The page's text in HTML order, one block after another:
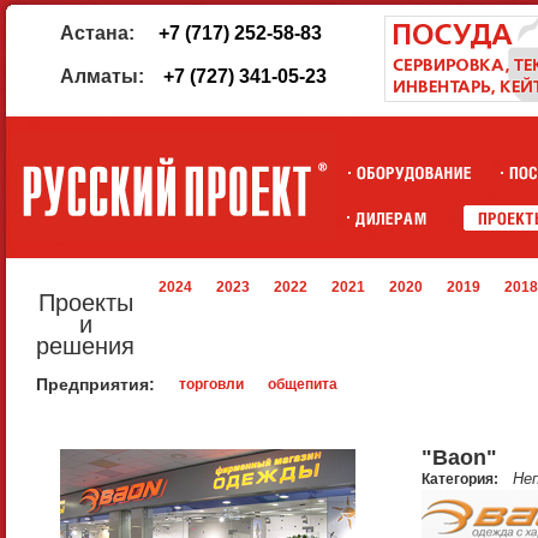
Астана: +7 (717) 252-58-83
Алматы: +7 (727) 341-05-23
Проекты
и
решения
2024 2023 2022 2021 2020 2019 2018
Предприятия: торговли общепита
"Baon"
Категория: